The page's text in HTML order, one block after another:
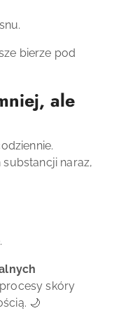
bierze pod
ale
naraz,
skóry
🌙